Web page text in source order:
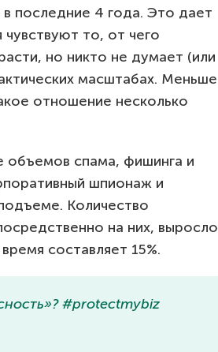
последние 4 года. Это дает
то, от чего
но никто не думает (или
масштабах. Меньше
отношение несколько
объемов спама, фишинга и
шпионаж и
Количество
на них, выросло
составляет 15%.
#protectmybiz